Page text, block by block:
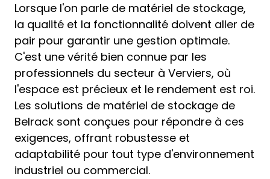
Lorsque l'on parle de matériel de stockage,
la qualité et la fonctionnalité doivent aller de
pair pour garantir une gestion optimale.
C'est une vérité bien connue par les
professionnels du secteur à Verviers, où
l'espace est précieux et le rendement est roi.
Les solutions de matériel de stockage de
Belrack sont conçues pour répondre à ces
exigences, offrant robustesse et
adaptabilité pour tout type d'environnement
industriel ou commercial.